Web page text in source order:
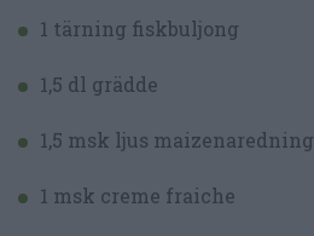
1 tärning fiskbuljong
1,5 dl grädde
1,5 msk ljus maizenaredning
1 msk creme fraiche